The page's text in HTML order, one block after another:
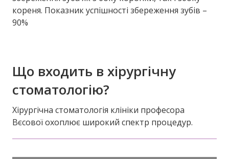
кореня. Показник успішності збереження зубів –
90%
Що входить в хірургічну
стоматологію?
Хірургічна стоматологія клініки професора
Вєсової охоплює широкий спектр процедур.